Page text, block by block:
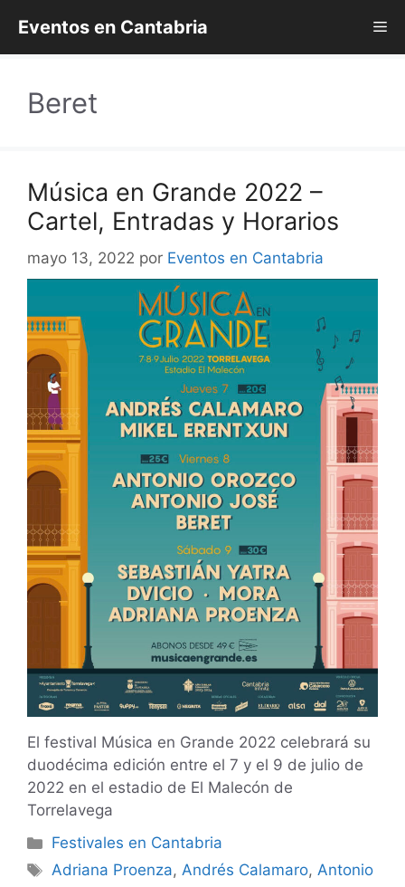
contenido
Eventos en Cantabria
Beret
Música en Grande 2022 –
Cartel, Entradas y Horarios
mayo 13, 2022 por Eventos en Cantabria
El festival Música en Grande 2022 celebrará su
duodécima edición entre el 7 y el 9 de julio de
2022 en el estadio de El Malecón de
Torrelavega
Categorías
Festivales en Cantabria
Etiquetas
Adriana Proenza,Andrés Calamaro,Antonio